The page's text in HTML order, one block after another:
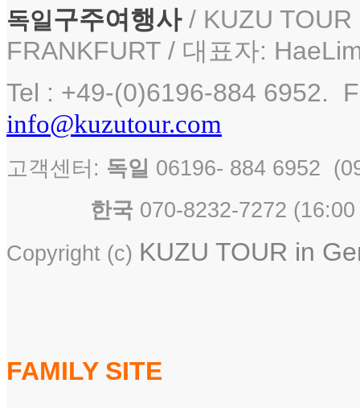
독일 구주여행사/ KUZU TOUR
FRANKFURT / 대표자:
Tel : +49-(0)6196-884 6952.
info@kuzutour.com
고객센터: 독일 06196- 884 6952
한국 070-8232-7272 (
Copyright (c) KUZU TOUR in
FAMILY SITE